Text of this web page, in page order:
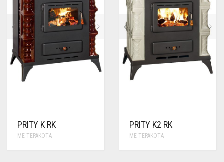
PRITY K RK
ΜΕ ΤΕΡΑΚΌΤΑ
PRITY K2 RK
ΜΕ ΤΕΡΑΚΌΤΑ